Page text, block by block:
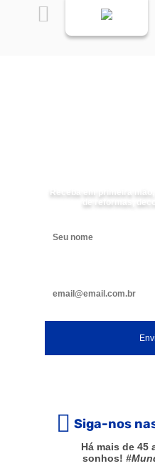
Receba em primeira
de reformas,
Siga-nos
Há mais de
sonhos!